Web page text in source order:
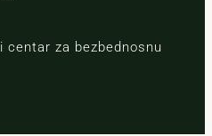
centar za bezbednosnu